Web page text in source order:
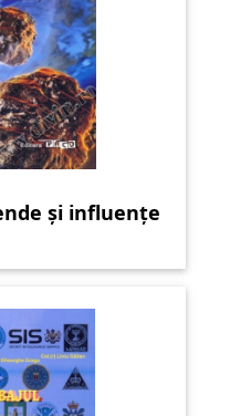
și influențe